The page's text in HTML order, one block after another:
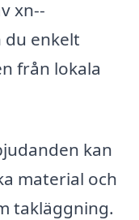
xn--
du enkelt
från lokala
kan
material och
takläggning.